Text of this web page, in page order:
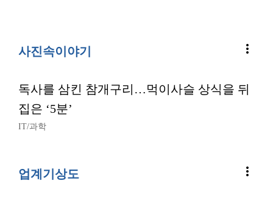
사진속이야기 more_vert
독사를 삼킨 참개구리…먹이사슬 상식을 뒤
집은 ‘5분’
IT/과학
업계기상도 more_vert